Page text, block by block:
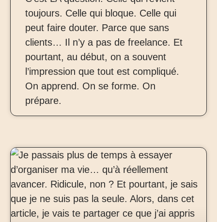
toujours. Celle qui bloque. Celle qui
peut faire douter. Parce que sans
clients… Il n’y a pas de freelance. Et
pourtant, au début, on a souvent
l’impression que tout est compliqué.
On apprend. On se forme. On
prépare.